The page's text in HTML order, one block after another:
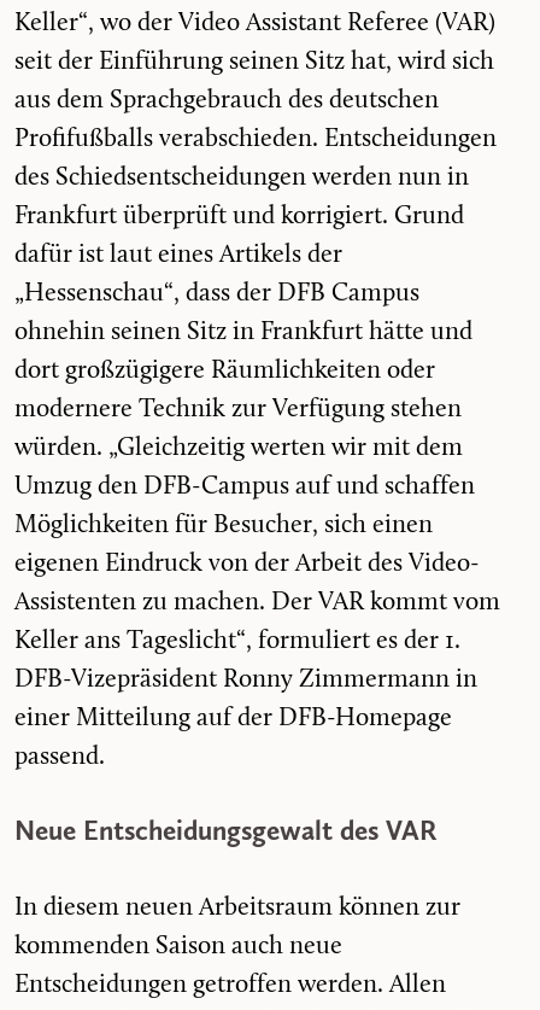
Keller“, wo der Video Assistant Referee (VAR)
seit der Einführung seinen Sitz hat, wird sich
aus dem Sprachgebrauch des deutschen
Profifußballs verabschieden. Entscheidungen
des Schiedsentscheidungen werden nun in
Frankfurt überprüft und korrigiert. Grund
dafür ist laut eines Artikels der
„Hessenschau“, dass der DFB Campus
ohnehin seinen Sitz in Frankfurt hätte und
dort großzügigere Räumlichkeiten oder
modernere Technik zur Verfügung stehen
würden. „Gleichzeitig werten wir mit dem
Umzug den DFB-Campus auf und schaffen
Möglichkeiten für Besucher, sich einen
eigenen Eindruck von der Arbeit des Video-
Assistenten zu machen. Der VAR kommt vom
Keller ans Tageslicht“, formuliert es der 1.
DFB-Vizepräsident Ronny Zimmermann in
einer Mitteilung auf der DFB-Homepage
passend.
Neue Entscheidungsgewalt des VAR
In diesem neuen Arbeitsraum können zur
kommenden Saison auch neue
Entscheidungen getroffen werden. Allen